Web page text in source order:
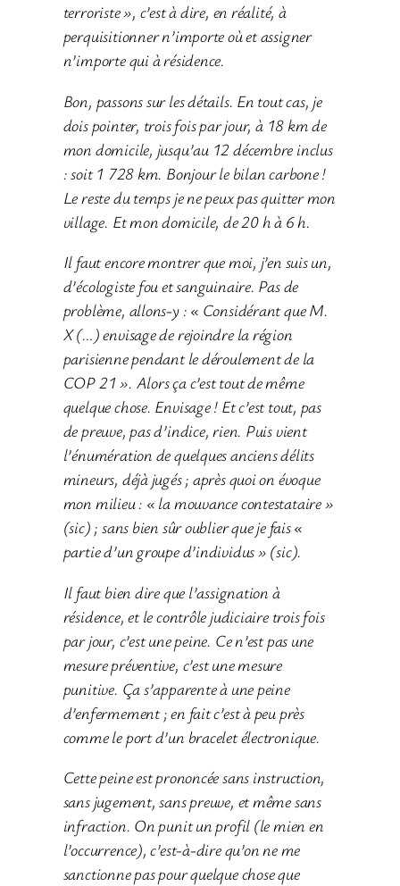
terroriste », c’est à dire, en réalité, à
perquisitionner n’importe où et assigner
n’importe qui à résidence.
Bon, passons sur les détails. En tout cas, je
dois pointer, trois fois par jour, à 18 km de
mon domicile, jusqu’au 12 décembre inclus
: soit 1 728 km. Bonjour le bilan carbone !
Le reste du temps je ne peux pas quitter mon
village. Et mon domicile, de 20 h à 6 h.
Il faut encore montrer que moi, j’en suis un,
d’écologiste fou et sanguinaire. Pas de
problème, allons-y : « Considérant que M.
X (…) envisage de rejoindre la région
parisienne pendant le déroulement de la
COP 21 ». Alors ça c’est tout de même
quelque chose. Envisage ! Et c’est tout, pas
de preuve, pas d’indice, rien. Puis vient
l’énumération de quelques anciens délits
mineurs, déjà jugés ; après quoi on évoque
mon milieu : « la mouvance contestataire »
(sic) ; sans bien sûr oublier que je fais «
partie d’un groupe d’individus » (sic).
Il faut bien dire que l’assignation à
résidence, et le contrôle judiciaire trois fois
par jour, c’est une peine. Ce n’est pas une
mesure préventive, c’est une mesure
punitive. Ça s’apparente à une peine
d’enfermement ; en fait c’est à peu près
comme le port d’un bracelet électronique.
Cette peine est prononcée sans instruction,
sans jugement, sans preuve, et même sans
infraction. On punit un profil (le mien en
l’occurrence), c’est-à-dire qu’on ne me
sanctionne pas pour quelque chose que